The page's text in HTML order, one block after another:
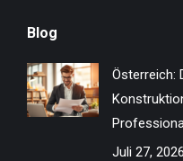
opens
in
new
window
in
new
window
in
new
window
new
window
new
Blog
Österreich:
Juli 27, 2026